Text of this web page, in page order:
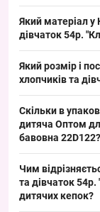
"Класика"
в сезон та
Який матеріал у
дівчаток 54р.
категорії
покупців.
Який розмір і
хлопчиків та
розмір,
з козирком,
Скільки в
дитяча Оптом
бавовна 22D122?
упаковкою. Така
партій товару,
Чим
та дівчаток
дитячих кепок?